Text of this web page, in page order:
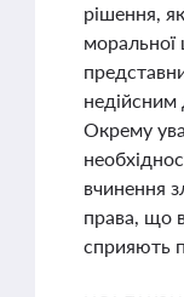
рішення,
моральної
недійсним
Окрему
вчинення
права, що
сприяють